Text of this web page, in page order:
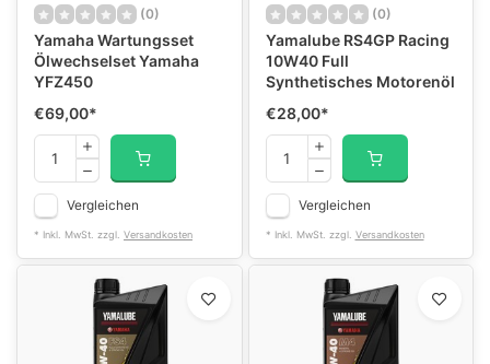
(0)
Yamaha Wartungsset
Ölwechselset Yamaha
YFZ450
€69,00*
Vergleichen
* Inkl. MwSt. zzgl. Versandkosten
(0)
Yamalube RS4GP Racing
10W40 Full
Synthetisches Motorenöl
€28,00*
Vergleichen
* Inkl. MwSt. zzgl. Versandkosten